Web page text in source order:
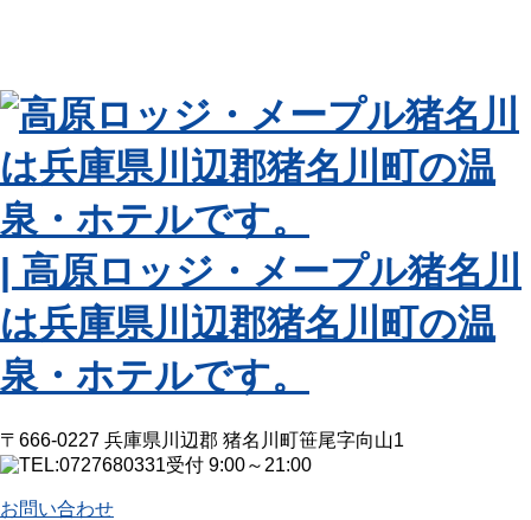
| 高原ロッジ・メープル猪名川
は兵庫県川辺郡猪名川町の温
泉・ホテルです。
〒666-0227 兵庫県川辺郡 猪名川町笹尾字向山1
受付 9:00～21:00
お問い合わせ